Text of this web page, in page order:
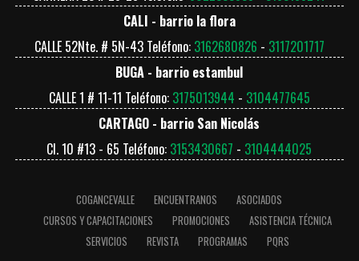
CALI - barrio la flora
CALLE 52Nte. # 5N-43 Teléfono: 3162680826 - 3117201717
BUGA - barrio estambul
CALLE 1 # 11-11 Teléfono: 3175013944 - 3104477645
CARTAGO - barrio San Nicolás
Cl. 10 #13 - 65 Teléfono: 3153430667 - 3104444025
COGANCEVALLE ENCUENTRANOS
ASOCIADOS
CURSOS Y CAPACITACIONES
PROMOCIONES
ASISTENCIA TÉCNICA
SERVICIOS
REVISTA PROGRAMAS PQRS